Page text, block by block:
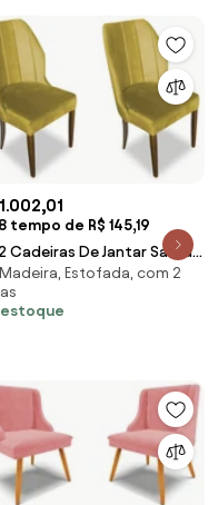
tempo de R$ 145,19
Cadeiras De Jantar Safira
AmareloEstofada, com 2
estoque